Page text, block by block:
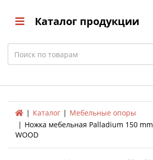
Каталог продукции
Search
Каталог
Мебельные опоры
Ножка мебельная Palladium 150 mm
WOOD